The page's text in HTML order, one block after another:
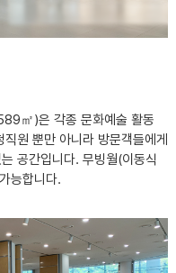
㎡)은 각종 문화예술 활동
원 뿐만 아니라 방문객들에게
공간입니다. 무빙월(이동식
능합니다.